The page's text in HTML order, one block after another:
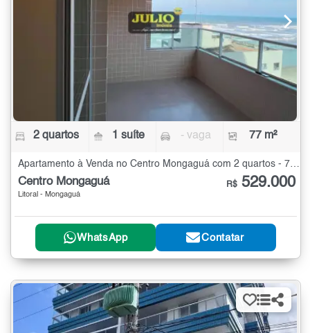
2 quartos 1 suíte - vaga 77 m²
Apartamento à Venda no Centro Mongaguá com 2 quartos - 77 m²
Centro Mongaguá
Litoral - Mongaguá
R$ 529.000
WhatsApp Contatar